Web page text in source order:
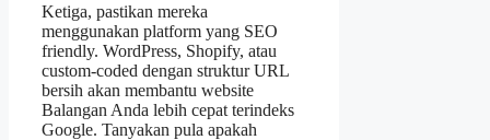
Ketiga, pastikan mereka
menggunakan platform yang SEO
friendly. WordPress, Shopify, atau
custom‑coded dengan struktur URL
bersih akan membantu website
Balangan Anda lebih cepat terindeks
Google. Tanyakan pula apakah